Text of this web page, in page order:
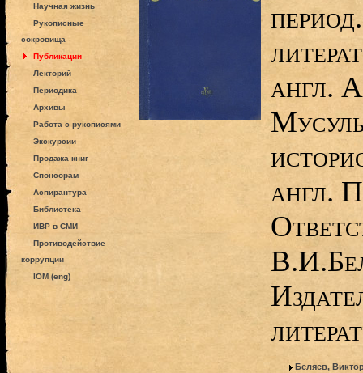
Научная жизнь
Рукописные
сокровища
Публикации
Лекторий
Периодика
Архивы
Работа с рукописями
Экскурсии
Продажа книг
Спонсорам
Аспирантура
Библиотека
ИВР в СМИ
Противодействие
коррупции
IOM (eng)
англ.
англ.
Беляев,